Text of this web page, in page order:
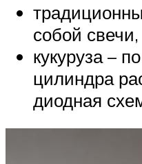
собой
кукуруза –
цилиндра
диодная